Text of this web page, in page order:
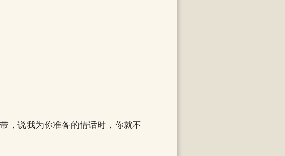
，说我为你准备的情话时，你就不